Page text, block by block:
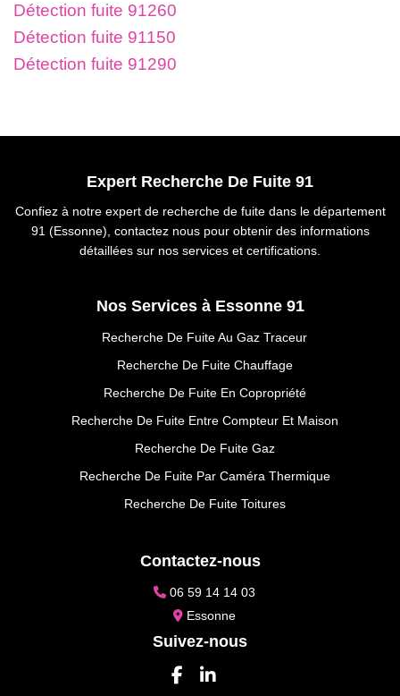
Détection fuite 91260
Détection fuite 91150
Détection fuite 91290
Expert Recherche De Fuite 91
Confiez à notre expert de recherche de fuite dans le département
91 (Essonne), contactez nous pour obtenir des informations
détaillées sur nos services et certifications.
Nos Services à Essonne 91
Recherche De Fuite Au Gaz Traceur
Recherche De Fuite Chauffage
Recherche De Fuite En Copropriété
Recherche De Fuite Entre Compteur Et Maison
Recherche De Fuite Gaz
Recherche De Fuite Par Caméra Thermique
Recherche De Fuite Toitures
Contactez-nous
06 59 14 14 03
Essonne
Suivez-nous